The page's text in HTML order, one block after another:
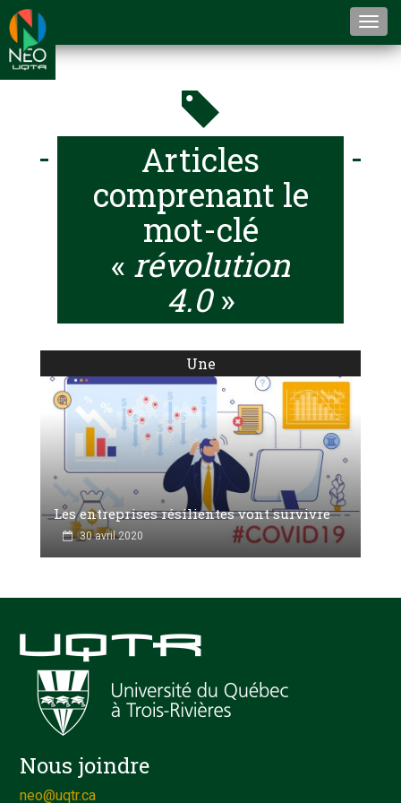
Articles
comprenant le
mot-clé
« révolution
4.0»
Une
Les entreprises résilientes vont survivre
30 avril 2020
Nous joindre
neo@uqtr.ca